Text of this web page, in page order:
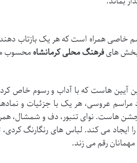
خاصی همراه است که هر یک بازتاب
بخش هایفرهنگ محلی کرمانشاهمحسوب
آیین هاست که با آداب و رسوم خاص
مراسم عروسی، هر یک با جزئیات و
هاست. نوای تنبور، دف و شمشال،
ایجاد می کند. لباس های رنگارنگ
رقم می زند.